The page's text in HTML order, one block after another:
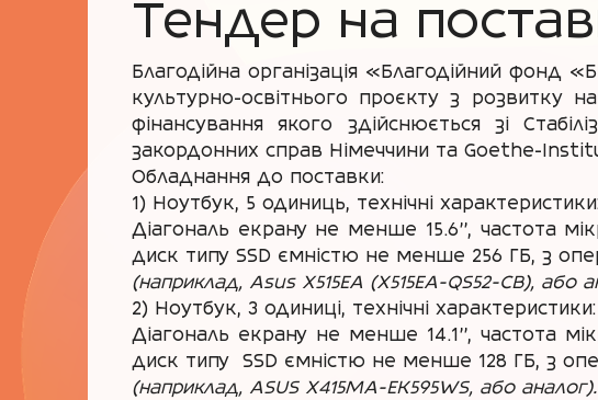
Тендер на
Благодійна організація «Благодійний фонд
культурно-освітнього проєкту з розвитку
фінансування якого здійснюється зі
закордонних справ Німеччини та Goethe-
Обладнання до поставки:
1) Ноутбук, 5 одиниць, технічні
Діагональ екрану не менше 15.6’’, частота
диск типу SSD ємністю не менше 256 ГБ, з
(наприклад, Asus X515EA (X515EA-QS52-CB), або
2) Ноутбук, 3 одиниці, технічні характеристики:
Діагональ екрану не менше 14.1’’, частота
диск типу SSD ємністю не менше 128 ГБ, з
(наприклад, ASUS X415MA-EK595WS, або аналог).